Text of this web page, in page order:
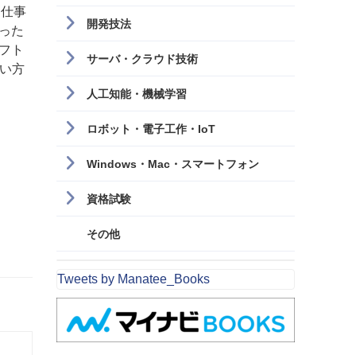
事
た
ト
方
開発技法
サーバ・クラウド技術
人工知能・機械学習
ロボット・電子工作・IoT
Windows・Mac・スマートフォン
資格試験
その他
Tweets by Manatee_Books